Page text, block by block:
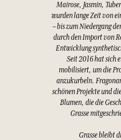
Mairose, Jasmin,
wurden lange Zeit von
– bis zum Niedergang
durch den Import von
Entwicklung
Seit 2016 hat sich
mobilisiert, um die
anzukurbeln.
schönen Projekte und
Blumen, die die
Grasse
Grasse bleibt